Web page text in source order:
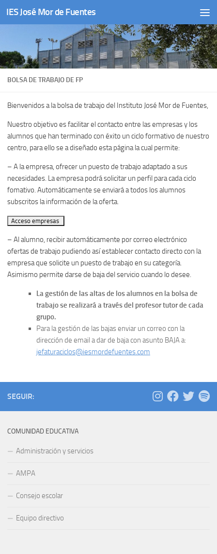
Saltar al contenido
IES José Mor de Fuentes
BOLSA DE TRABAJO DE FP
Bienvenidos a la bolsa de trabajo del Instituto José Mor de Fuentes,
Nuestro objetivo es facilitar el contacto entre las empresas y los
alumnos que han terminado con éxito un ciclo formativo de nuestro
centro, para ello se a diseñado esta página la cual permite:
– A la empresa, ofrecer un puesto de trabajo adaptado a sus
necesidades. La empresa podrá solicitar un perfil para cada ciclo
fomativo. Automáticamente se enviará a todos los alumnos
subscritos la información de la oferta.
Acceso empresas
– Al alumno, recibir automáticamente por correo electrónico
ofertas de trabajo pudiendo así establecer contacto directo con la
empresa que solicite un puesto de trabajo en su categoría.
Asimismo permite darse de baja del servicio cuando lo desee.
La gestión de las altas de los alumnos en la bolsa de
trabajo se realizará a través del profesor tutor de cada
grupo.
Para la gestión de las bajas enviar un correo con la
dirección de email a dar de baja con asunto BAJA a:
jefaturaciclos@iesmordefuentes.com
SEGUIR:
COMUNIDAD EDUCATIVA
Administración y servicios
AMPA
Consejo escolar
Equipo directivo